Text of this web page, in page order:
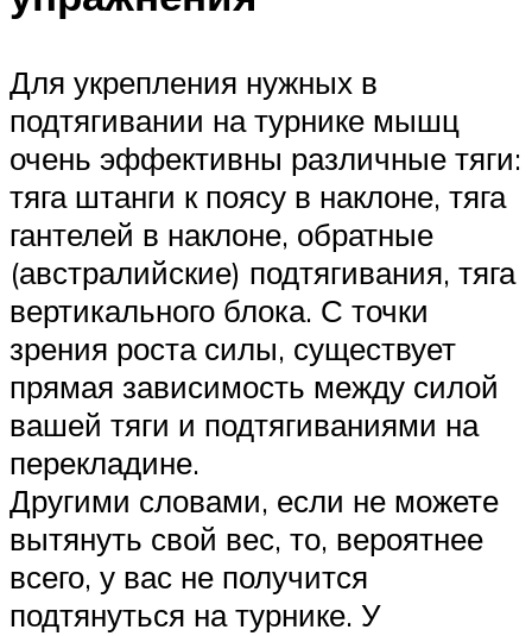
Для укрепления нужных в
подтягивании на турнике мышц
очень эффективны различные тяги:
тяга штанги к поясу в наклоне, тяга
гантелей в наклоне, обратные
(австралийские) подтягивания, тяга
вертикального блока. С точки
зрения роста силы, существует
прямая зависимость между силой
вашей тяги и подтягиваниями на
перекладине.
Другими словами, если не можете
вытянуть свой вес, то, вероятнее
всего, у вас не получится
подтянуться на турнике. У